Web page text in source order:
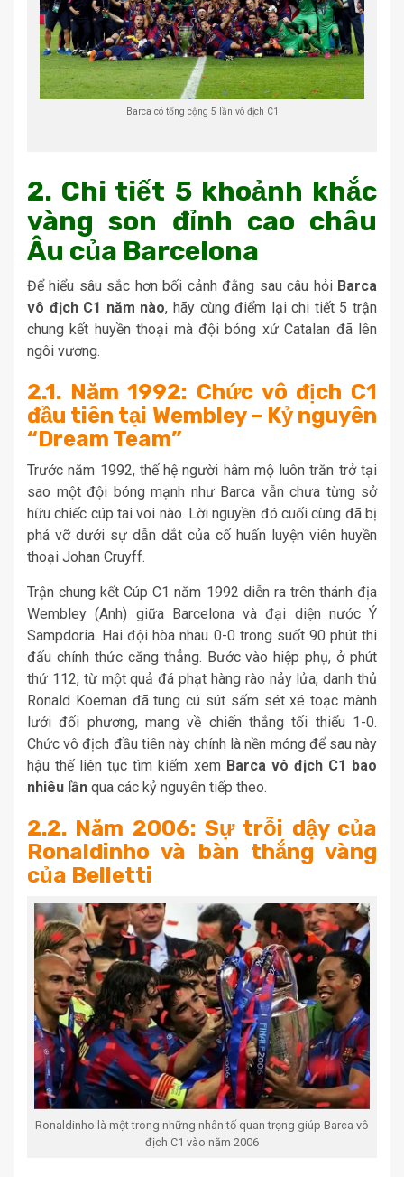
Barca có tổng cộng 5 lần vô địch C1
2. Chi tiết 5 khoảnh khắc
vàng son đỉnh cao châu
Âu của Barcelona
Để hiểu sâu sắc hơn bối cảnh đằng sau câu hỏi Barca
vô địch C1 năm nào, hãy cùng điểm lại chi tiết 5 trận
chung kết huyền thoại mà đội bóng xứ Catalan đã lên
ngôi vương.
2.1. Năm 1992: Chức vô địch C1
đầu tiên tại Wembley – Kỷ nguyên
“Dream Team”
Trước năm 1992, thế hệ người hâm mộ luôn trăn trở tại
sao một đội bóng mạnh như Barca vẫn chưa từng sở
hữu chiếc cúp tai voi nào. Lời nguyền đó cuối cùng đã bị
phá vỡ dưới sự dẫn dắt của cố huấn luyện viên huyền
thoại Johan Cruyff.
Trận chung kết Cúp C1 năm 1992 diễn ra trên thánh địa
Wembley (Anh) giữa Barcelona và đại diện nước Ý
Sampdoria. Hai đội hòa nhau 0-0 trong suốt 90 phút thi
đấu chính thức căng thẳng. Bước vào hiệp phụ, ở phút
thứ 112, từ một quả đá phạt hàng rào nảy lửa, danh thủ
Ronald Koeman đã tung cú sút sấm sét xé toạc mành
lưới đối phương, mang về chiến thắng tối thiểu 1-0.
Chức vô địch đầu tiên này chính là nền móng để sau này
hậu thế liên tục tìm kiếm xem Barca vô địch C1 bao
nhiêu lần qua các kỷ nguyên tiếp theo.
2.2. Năm 2006: Sự trỗi dậy của
Ronaldinho và bàn thắng vàng
của Belletti
Ronaldinho là một trong những nhân tố quan trọng giúp Barca vô
địch C1 vào năm 2006